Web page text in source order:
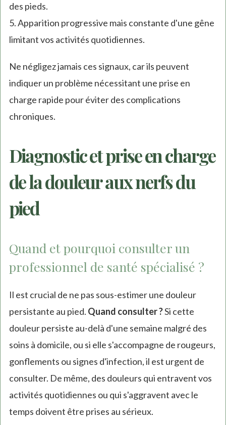
des pieds.
5. Apparition progressive mais constante d'une gêne
limitant vos activités quotidiennes.
Ne négligez jamais ces signaux, car ils peuvent
indiquer un problème nécessitant une prise en
charge rapide pour éviter des complications
chroniques.
Diagnostic et prise en charge
de la douleur aux nerfs du
pied
Quand et pourquoi consulter un
professionnel de santé spécialisé ?
Il est crucial de ne pas sous-estimer une douleur
persistante au pied. Quand consulter ?Si cette
douleur persiste au-delà d'une semaine malgré des
soins à domicile, ou si elle s'accompagne de rougeurs,
gonflements ou signes d'infection, il est urgent de
consulter. De même, des douleurs qui entravent vos
activités quotidiennes ou qui s'aggravent avec le
temps doivent être prises au sérieux.